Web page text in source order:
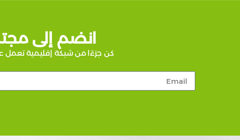
انضم إلى
كن جزءًا من شبكة إقليمية تعمل